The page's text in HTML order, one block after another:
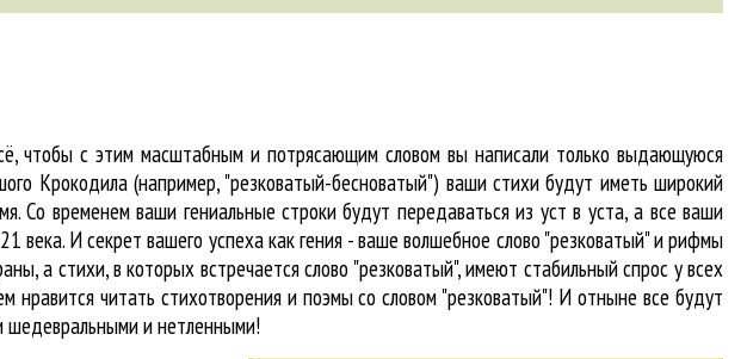
чтобы с этим масштабным и потрясающим словом вы написали только выдающуюся
Крокодила (например, "резковатый-бесноватый") ваши стихи будут иметь широкий
временем ваши гениальные строки будут передаваться из уст в уста, а все ваши
века. И секрет вашего успеха как гения - ваше волшебное слово "резковатый" и рифмы
а стихи, в которых встречаетсяслово "резковатый", имеют стабильный спрос у всех
читать стихотворения и поэмы со словом "резковатый"! И отныне все будут
шедевральными и нетленными!